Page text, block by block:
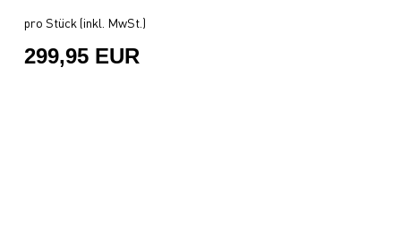
pro Stück (inkl. MwSt.)
299,95 EUR